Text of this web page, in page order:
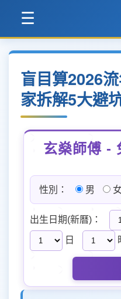
☰
盲目算2026
家拆解5大避
玄燊師傅 -
性別： 男 女
出生日期(新曆)：
日